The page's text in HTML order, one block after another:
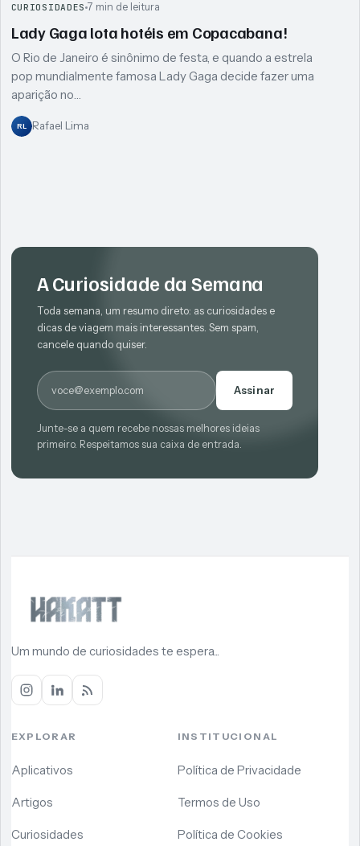
CURIOSIDADES 7 min de leitura
Lady Gaga lota hotéis em Copacabana!
O Rio de Janeiro é sinônimo de festa, e quando a estrela
pop mundialmente famosa Lady Gaga decide fazer uma
aparição no…
RL Rafael Lima
A Curiosidade da Semana
Toda semana, um resumo direto: as curiosidades e
dicas de viagem mais interessantes. Sem spam,
cancele quando quiser.
E-mail
Assinar
Junte-se a quem recebe nossas melhores ideias
primeiro. Respeitamos sua caixa de entrada.
Um mundo de curiosidades te espera...
EXPLORAR
Aplicativos
Artigos
Curiosidades
INSTITUCIONAL
Política de Privacidade
Termos de Uso
Política de Cookies